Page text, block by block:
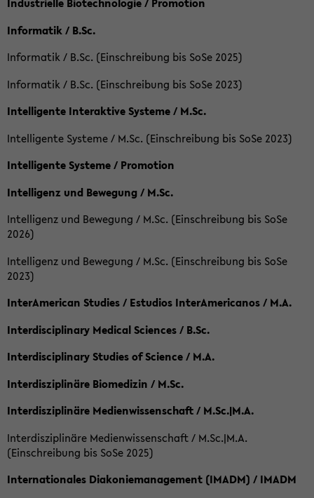
Informatik / B.Sc.
Informatik / B.Sc. (Einschreibung bis SoSe 2025)
Informatik / B.Sc. (Einschreibung bis SoSe 2023)
Intelligente Interaktive Systeme / M.Sc.
Intelligente Systeme / M.Sc. (Einschreibung bis SoSe 2023)
Intelligente Systeme / Promotion
Intelligenz und Bewegung / M.Sc.
Intelligenz und Bewegung / M.Sc. (Einschreibung bis SoSe
2026)
Intelligenz und Bewegung / M.Sc. (Einschreibung bis SoSe
2023)
InterAmerican Studies / Estudios InterAmericanos / M.A.
Interdisciplinary Medical Sciences / B.Sc.
Interdisciplinary Studies of Science / M.A.
Interdisziplinäre Biomedizin / M.Sc.
Interdisziplinäre Medienwissenschaft / M.Sc.|M.A.
Interdisziplinäre Medienwissenschaft / M.Sc.|M.A.
(Einschreibung bis SoSe 2025)
Internationales Diakoniemanagement (IMADM) / IMADM